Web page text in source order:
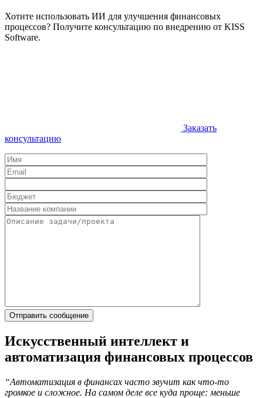
Хотите использовать ИИ для улучшения финансовых
процессов? Получите консультацию по внедрению от KISS
Software.
Заказать
консультацию
Искусственный интеллект и
автоматизация финансовых процессов
“Автоматизация в финансах часто звучит как что-то
громкое и сложное. На самом деле все куда проще: меньше